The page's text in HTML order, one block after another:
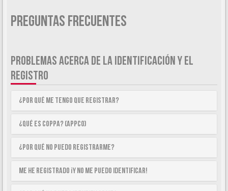
Preguntas Frecuentes
PROBLEMAS ACERCA DE LA IDENTIFICACIÓN Y EL
REGISTRO
¿Por qué me tengo que registrar?
¿Qué es COPPA? (APPCO)
¿Por qué no puedo registrarme?
Me he registrado ¡y no me puedo identificar!